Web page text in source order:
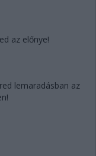
az előnye!
lemaradásban az